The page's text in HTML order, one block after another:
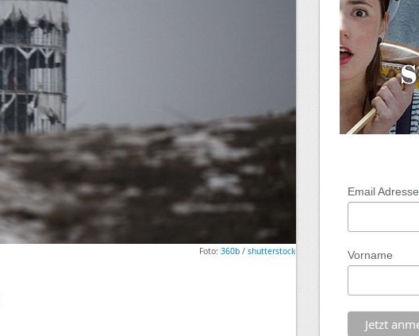
Foto: 360b / shutterstock
Email Adresse
Vorname